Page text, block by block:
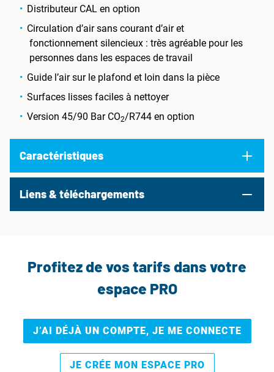
Distributeur CAL en option
Circulation d’air sans courant d’air et
fonctionnement silencieux : très agréable pour les
personnes dans les espaces de travail
Guide l’air sur le plafond et loin dans la pièce
Surfaces lisses faciles à nettoyer
Version 45/90 Bar CO2/R744 en option
Caractéristiques
Liens & téléchargements
Profitez de vos tarifs dans votre
espace PRO
J’AI DÉJÀ UN COMPTE, JE ME CONNECTE
JE CRÉE MON ESPACE PRO